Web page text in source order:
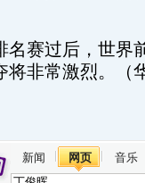
过后，世界前
将非常激烈。（
新闻 网页 音乐